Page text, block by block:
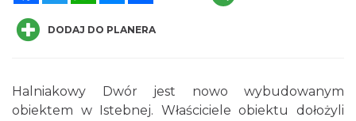
DODAJ DO PLANERA
Halniakowy Dwór jest nowo wybudowanym
obiektem w Istebnej. Właściciele obiektu dołożyli